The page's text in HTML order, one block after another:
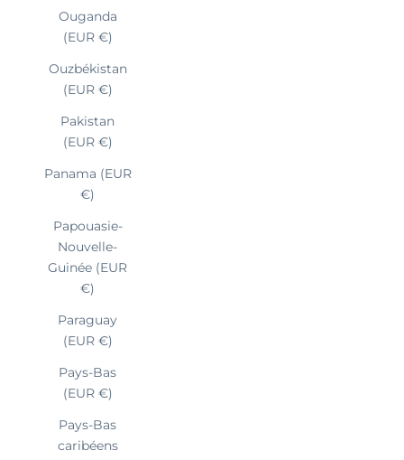
Ouganda
(EUR €)
Ouzbékistan
(EUR €)
Pakistan
(EUR €)
Panama (EUR
€)
Papouasie-
Nouvelle-
Guinée (EUR
€)
Paraguay
(EUR €)
Pays-Bas
(EUR €)
Pays-Bas
caribéens